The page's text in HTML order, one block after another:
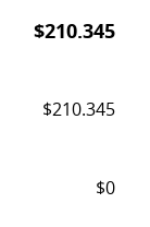
$210.345
$210.345
$0